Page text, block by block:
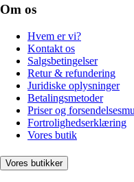
Om os
Hvem er vi?
Kontakt os
Salgsbetingelser
Retur & refundering
Juridiske oplysninger
Betalingsmetoder
Priser og
Fortrolighedserklæring
Vores butik
Vores butikker